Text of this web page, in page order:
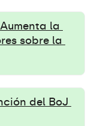
la
sobre la
del BoJ